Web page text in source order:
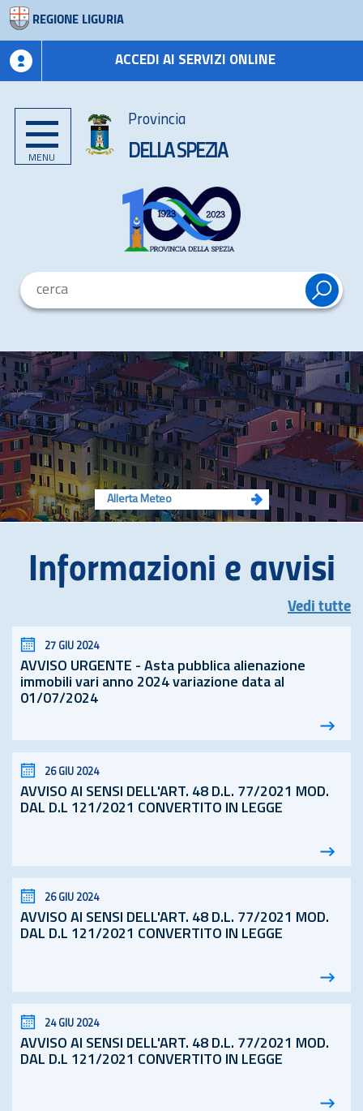
REGIONE LIGURIA
ACCEDI AI SERVIZI ONLINE
MENU
Provincia
DELLA SPEZIA
Allerta Meteo
Informazioni e avvisi
Vedi tutte
27 GIU 2024
AVVISO URGENTE - Asta pubblica alienazione
immobili vari anno 2024 variazione data al
01/07/2024
26 GIU 2024
AVVISO AI SENSI DELL'ART. 48 D.L. 77/2021 MOD.
DAL D.L 121/2021 CONVERTITO IN LEGGE
26 GIU 2024
AVVISO AI SENSI DELL'ART. 48 D.L. 77/2021 MOD.
DAL D.L 121/2021 CONVERTITO IN LEGGE
24 GIU 2024
AVVISO AI SENSI DELL'ART. 48 D.L. 77/2021 MOD.
DAL D.L 121/2021 CONVERTITO IN LEGGE